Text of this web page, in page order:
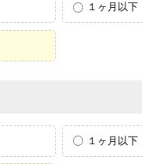
１ヶ月以下
１ヶ月以下